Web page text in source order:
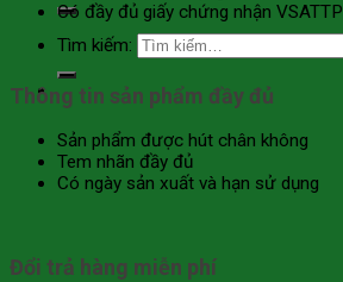
Tìm kiếm:
Có đầy đủ giấy chứng nhận VSATTP
Thông tin sản phẩm đầy đủ
Sản phẩm được hút chân không
Tem nhãn đầy đủ
Có ngày sản xuất và hạn sử dụng
Đổi trả hàng miễn phí